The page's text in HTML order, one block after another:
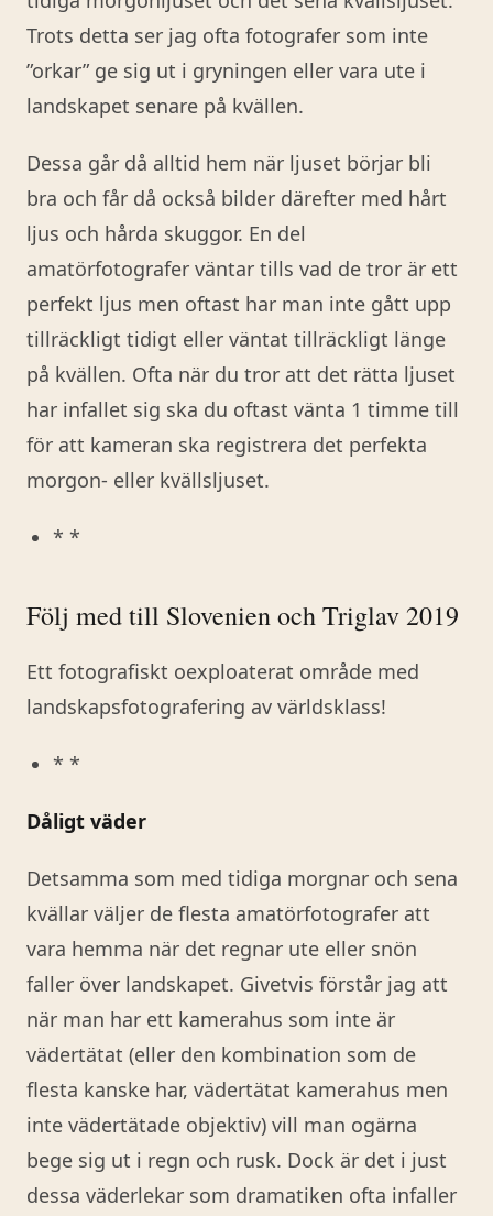
Trots detta ser jag ofta fotografer som inte
”orkar” ge sig ut i gryningen eller vara ute i
landskapet senare på kvällen.
Dessa går då alltid hem när ljuset börjar bli
bra och får då också bilder därefter med hårt
ljus och hårda skuggor. En del
amatörfotografer väntar tills vad de tror är ett
perfekt ljus men oftast har man inte gått upp
tillräckligt tidigt eller väntat tillräckligt länge
på kvällen. Ofta när du tror att det rätta ljuset
har infallet sig ska du oftast vänta 1 timme till
för att kameran ska registrera det perfekta
morgon- eller kvällsljuset.
* *
Följ med till Slovenien och Triglav 2019
Ett fotografiskt oexploaterat område med
landskapsfotografering av världsklass!
* *
Dåligt väder
Detsamma som med tidiga morgnar och sena
kvällar väljer de flesta amatörfotografer att
vara hemma när det regnar ute eller snön
faller över landskapet. Givetvis förstår jag att
när man har ett kamerahus som inte är
vädertätat (eller den kombination som de
flesta kanske har, vädertätat kamerahus men
inte vädertätade objektiv) vill man ogärna
bege sig ut i regn och rusk. Dock är det i just
dessa väderlekar som dramatiken ofta infaller